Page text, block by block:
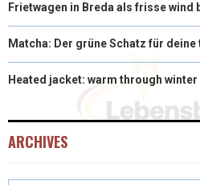
Frietwagen in Breda als frisse wind
Matcha: Der grüne Schatz für
Heated jacket: warm through
ARCHIVES